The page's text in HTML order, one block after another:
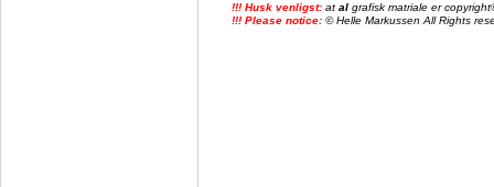
!!! Husk venligst: at al grafisk matriale er
!!! Please notice: © Helle Markussen All Rights